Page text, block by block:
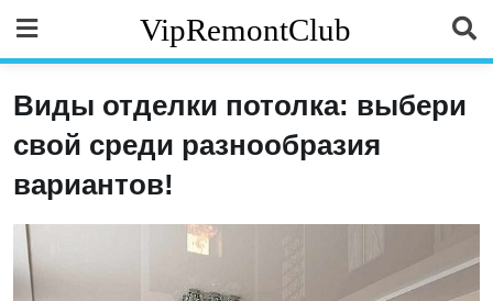
content
VipRemontClub
Виды отделки потолка: выбери
свой среди разнообразия
вариантов!